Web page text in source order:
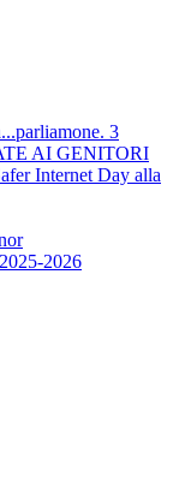
3
AI GENITORI
Internet Day alla
2026